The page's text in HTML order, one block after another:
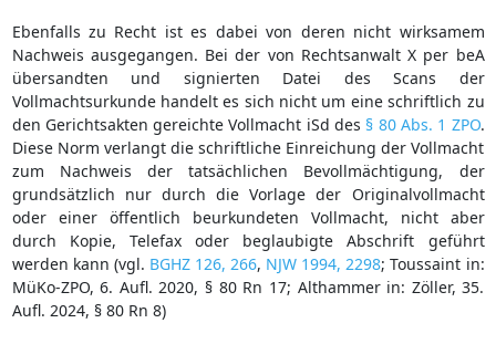
Ebenfalls zu Recht ist es dabei von deren nicht wirksamem
Nachweis ausgegangen. Bei der von Rechtsanwalt X per beA
übersandten und signierten Datei des Scans der
Vollmachtsurkunde handelt es sich nicht um eine schriftlich zu
den Gerichtsakten gereichte Vollmacht iSd des § 80 Abs. 1 ZPO.
Diese Norm verlangt die schriftliche Einreichung der Vollmacht
zum Nachweis der tatsächlichen Bevollmächtigung, der
grundsätzlich nur durch die Vorlage der Originalvollmacht
oder einer öffentlich beurkundeten Vollmacht, nicht aber
durch Kopie, Telefax oder beglaubigte Abschrift geführt
werden kann (vgl. BGHZ 126, 266, NJW 1994, 2298; Toussaint in:
MüKo-ZPO, 6. Aufl. 2020, § 80 Rn 17; Althammer in: Zöller, 35.
Aufl. 2024, § 80 Rn 8)